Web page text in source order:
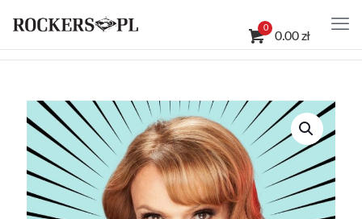
0
0.00 zł